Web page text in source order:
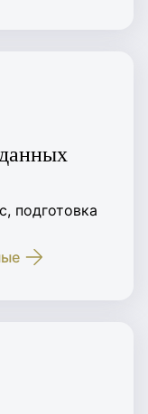
подготовка